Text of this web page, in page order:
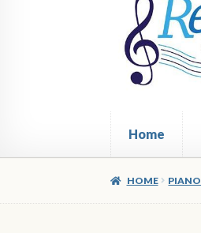
Home
HOME PIANO